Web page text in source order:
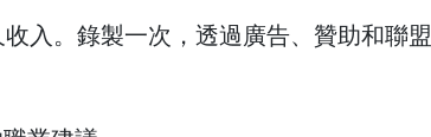
入。錄製一次，透過廣告、贊助和聯盟